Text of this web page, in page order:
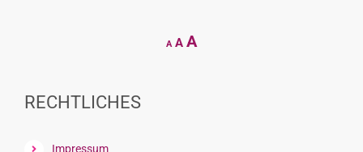
A
Decrease
font
A Reset
AIncrease
RECHTLICHES
Impressum